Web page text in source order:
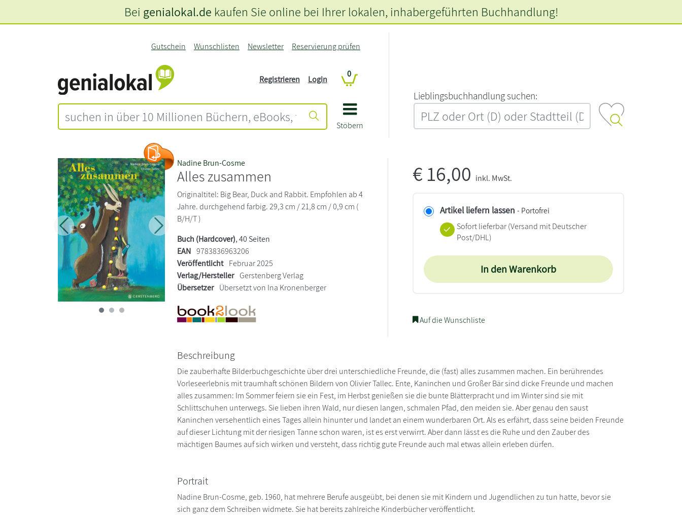
Stöbern
Gutschein Wunschlisten Newsletter Reservierung prüfen
Registrieren Login
0
L‍i‍e‍b‍l‍i‍n‍g‍s‍b‍u‍c‍h‍h‍a‍n‍d‍l‍u‍n‍g‍ ‍s‍u‍c‍h‍e‍n‍:‍
Bei genialokal.de kaufen Sie online bei Ihrer lokalen, inhabergeführten Buchhandlung!
Zurück Weiter
Nadine Brun-Cosme
Alles zusammen
Originaltitel: Big Bear, Duck and Rabbit. Empfohlen ab 4
Jahre. durchgehend farbig. 29,3 cm / 21,8 cm / 0,9 cm (
B/H/T )
Buch (Hardcover), 40 Seiten
EAN 9783836963206
Veröffentlicht Februar 2025
Verlag/Hersteller Gerstenberg Verlag
Übersetzer Übersetzt von Ina Kronenberger
€16,00 inkl. MwSt.
Artikel liefern lassen - Portofrei
Sofort lieferbar(Versand mit Deutscher
Post/DHL)
In den Warenkorb
Auf die Wunschliste
Beschreibung
Die zauberhafte Bilderbuchgeschichte über drei unterschiedliche Freunde, die (fast) alles zusammen machen. Ein berührendes
Vorleseerlebnis mit traumhaft schönen Bildern von Olivier Tallec. Ente, Kaninchen und Großer Bär sind dicke Freunde und machen
alles zusammen: Im Sommer feiern sie ein Fest, im Herbst genießen sie die bunte Blätterpracht und im Winter sind sie mit
Schlittschuhen unterwegs. Sie lieben ihren Wald, nur diesen langen, schmalen Pfad, den meiden sie. Aber genau den saust
Kaninchen versehentlich eines Tages allein hinunter und landet an einem wunderbaren Ort. Als es erfährt, dass seine beiden Freunde
auf dieser Lichtung mit der riesigen Tanne schon waren, ist es erst verwirrt. Aber dann lässt es die Ruhe und den Zauber des
mächtigen Baumes auf sich wirken und versteht, dass richtig gute Freunde auch mal etwas allein erleben dürfen.
Portrait
Nadine Brun-Cosme, geb. 1960, hat mehrere Berufe ausgeübt, bei denen sie mit Kindern und Jugendlichen zu tun hatte, bevor sie
sich ganz dem Schreiben widmete. Sie hat bereits zahlreiche Kinderbücher veröffentlicht.